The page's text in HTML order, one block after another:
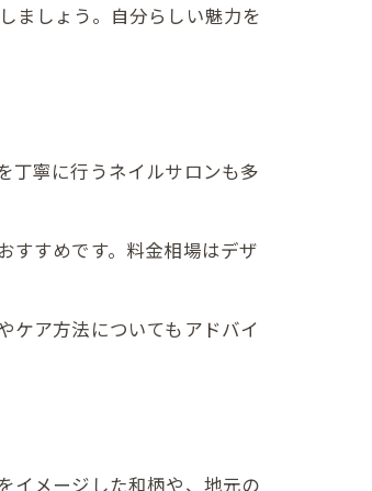
ましょう。自分らしい魅力を
丁寧に行うネイルサロンも多
すすめです。料金相場はデザ
ケア方法についてもアドバイ
イメージした和柄や、地元の